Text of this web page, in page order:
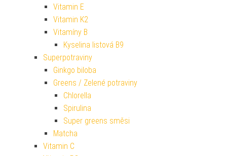
Vitamin E
Vitamin K2
Vitamíny B
Kyselina listová B9
Superpotraviny
Ginkgo biloba
Greens / Zelené potraviny
Chlorella
Spirulina
Super greens směsi
Matcha
Vitamin C